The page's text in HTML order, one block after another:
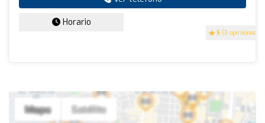
5 (3 opiniones)
Horario